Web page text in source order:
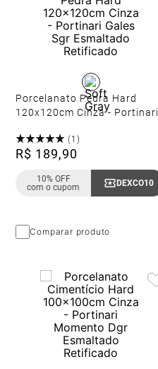
Porcelanato Pedra Hard
120x120cm Cinza - Portinari
Retificado ( 1 )
R$ 189,90
10% OFF
com o cupom
DEXCO10
Comparar produto